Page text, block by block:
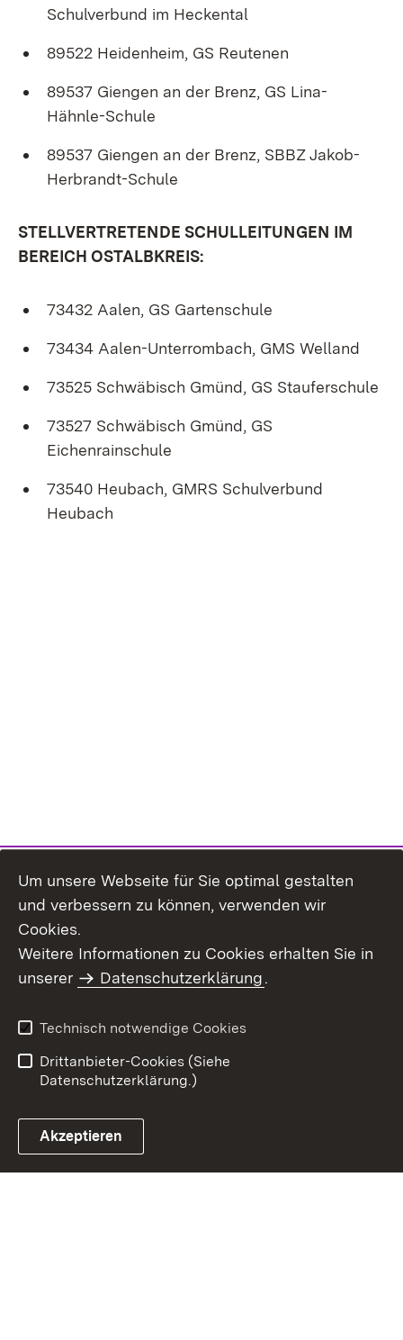
Schulverbund im Heckental
89522 Heidenheim, GS Reutenen
89537 Giengen an der Brenz, GS Lina-
Hähnle-Schule
89537 Giengen an der Brenz, SBBZ Jakob-
Herbrandt-Schule
STELLVERTRETENDE SCHULLEITUNGEN IM
BEREICH OSTALBKREIS:
73432 Aalen, GS Gartenschule
73434 Aalen-Unterrombach, GMS Welland
73525 Schwäbisch Gmünd, GS Stauferschule
73527 Schwäbisch Gmünd, GS
Eichenrainschule
73540 Heubach, GMRS Schulverbund
Heubach
Benutzungshinweise
Erklärung zur
Um unsere Webseite für Sie optimal gestalten
und verbessern zu können, verwenden wir
Cookies.
Weitere Informationen zu Cookies erhalten Sie in
unserer
Datenschutzerklärung.
Technisch notwendige Cookies
Drittanbieter-Cookies (Siehe
Datenschutzerklärung.)
Akzeptieren